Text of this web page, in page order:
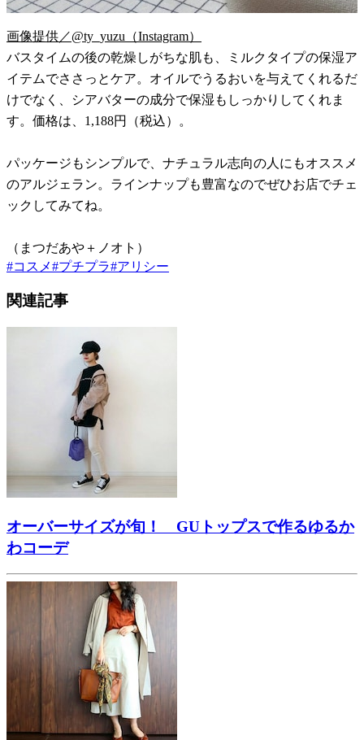
画像提供／@ty_yuzu（Instagram）
バスタイムの後の乾燥しがちな肌も、ミルクタイプの保湿ア
イテムでささっとケア。オイルでうるおいを与えてくれるだ
けでなく、シアバターの成分で保湿もしっかりしてくれま
す。価格は、1,188円（税込）。
パッケージもシンプルで、ナチュラル志向の人にもオススメ
のアルジェラン。ラインナップも豊富なのでぜひお店でチェ
ックしてみてね。
（まつだあや＋ノオト）
#コスメ#プチプラ#アリシー
関連記事
オーバーサイズが旬！ GUトップスで作るゆるか
わコーデ